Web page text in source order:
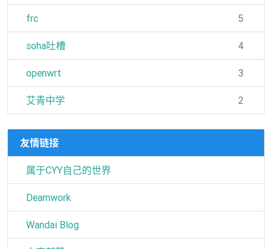
frc 5
soha吐槽 4
openwrt 3
艾青中学 2
友情链接
属于CYY自己的世界
Deamwork
Wandai Blog